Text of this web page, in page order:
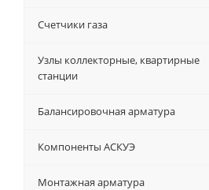
Счетчики газа
Узлы коллекторные, квартирные
станции
Балансировочная арматура
Компоненты АСКУЭ
Монтажная арматура